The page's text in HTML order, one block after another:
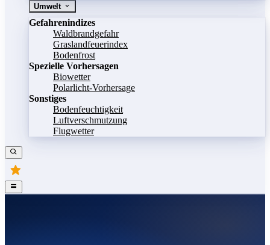
Umwelt
Gefahrenindizes
Waldbrandgefahr
Graslandfeuerindex
Bodenfrost
Spezielle Vorhersagen
Biowetter
Polarlicht-Vorhersage
Sonstiges
Bodenfeuchtigkeit
Luftverschmutzung
Flugwetter